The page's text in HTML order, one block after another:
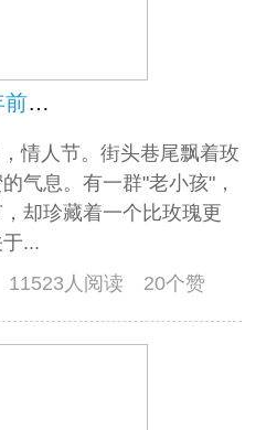
【最浪漫的事】25年前的一句话，让“老小孩”们笑到今天，也爱到今天！
情人节。街头巷尾飘着玫
气息。有一群"老小孩"，
却珍藏着一个比玫瑰更
...
11523人阅读 20个赞